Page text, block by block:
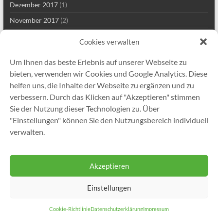
Cookies verwalten
Um Ihnen das beste Erlebnis auf unserer Webseite zu
bieten, verwenden wir Cookies und Google Analytics. Diese
helfen uns, die Inhalte der Webseite zu ergänzen und zu
verbessern. Durch das Klicken auf "Akzeptieren" stimmen
Sie der Nutzung dieser Technologien zu. Über
"Einstellungen" können Sie den Nutzungsbereich individuell
verwalten.
Akzeptieren
Einstellungen
Cookie-RichtlinieDatenschutzerklärungImpressum
Dezember 2017(1)
November 2017(2)
Januar 2017(1)
November 2016 (1)
November 2015(1)
Juni 2015(2)
November 2014
Gutekunst Formfedern GmbH